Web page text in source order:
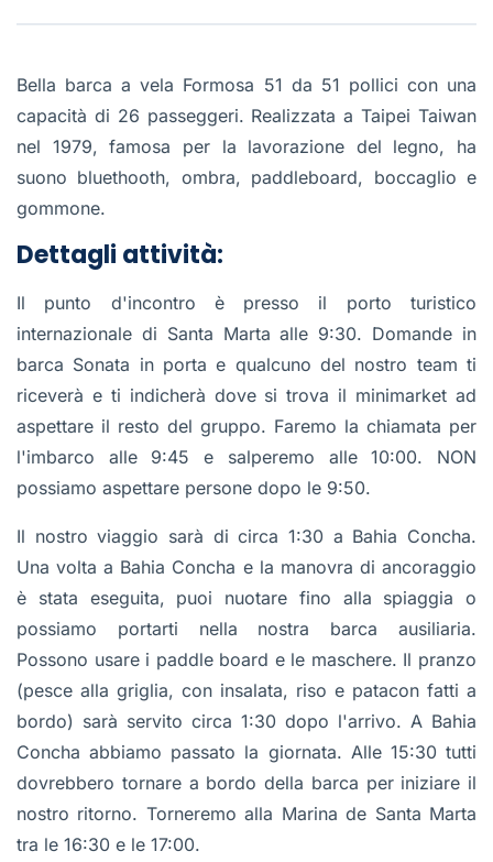
Bella barca a vela Formosa 51 da 51 pollici con una
capacità di 26 passeggeri. Realizzata a Taipei Taiwan
nel 1979, famosa per la lavorazione del legno, ha
suono bluethooth, ombra, paddleboard, boccaglio e
gommone.
Dettagli attività:
Il punto d'incontro è presso il porto turistico
internazionale di Santa Marta alle 9:30. Domande in
barca Sonata in porta e qualcuno del nostro team ti
riceverà e ti indicherà dove si trova il minimarket ad
aspettare il resto del gruppo. Faremo la chiamata per
l'imbarco alle 9:45 e salperemo alle 10:00. NON
possiamo aspettare persone dopo le 9:50.
Il nostro viaggio sarà di circa 1:30 a Bahia Concha.
Una volta a Bahia Concha e la manovra di ancoraggio
è stata eseguita, puoi nuotare fino alla spiaggia o
possiamo portarti nella nostra barca ausiliaria.
Possono usare i paddle board e le maschere. Il pranzo
(pesce alla griglia, con insalata, riso e patacon fatti a
bordo) sarà servito circa 1:30 dopo l'arrivo. A Bahia
Concha abbiamo passato la giornata. Alle 15:30 tutti
dovrebbero tornare a bordo della barca per iniziare il
nostro ritorno. Torneremo alla Marina de Santa Marta
tra le 16:30 e le 17:00.